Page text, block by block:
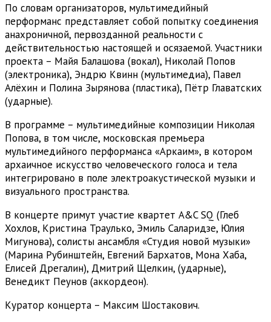
По словам организаторов, мультимедийный
перформанс представляет собой попытку соединения
анахроничной, первозданной реальности с
действительностью настоящей и осязаемой. Участники
проекта – Майя Балашова (вокал), Николай Попов
(электроника), Эндрю Квинн (мультимедиа), Павел
Алёхин и Полина Зырянова (пластика), Пётр Главатских
(ударные).
В программе – мультимедийные композиции Николая
Попова, в том числе, московская премьера
мультимедийного перформанса «Аркаим», в котором
архаичное искусство человеческого голоса и тела
интегрировано в поле электроакустической музыки и
визуального пространства.
В концерте примут участие квартет A&C SQ (Глеб
Хохлов, Кристина Траулько, Эмиль Саларидзе, Юлия
Мигунова), солисты ансамбля «Студия новой музыки»
(Марина Рубинштейн, Евгений Бархатов, Мона Хаба,
Елисей Дрегалин), Дмитрий Щелкин, (ударные),
Венедикт Пеунов (аккордеон).
Куратор концерта – Максим Шостакович.